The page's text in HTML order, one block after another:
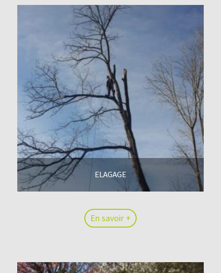
ELAGAGE
En savoir +